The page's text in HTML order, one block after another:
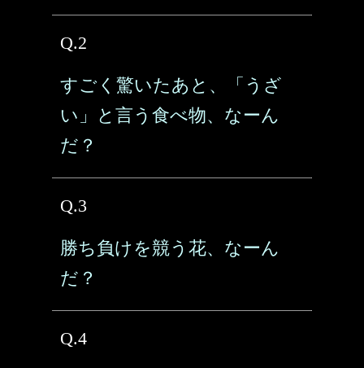
Q.2
すごく驚いたあと、「うざ
い」と言う食べ物、なーん
だ？
Q.3
勝ち負けを競う花、なーん
だ？
Q.4